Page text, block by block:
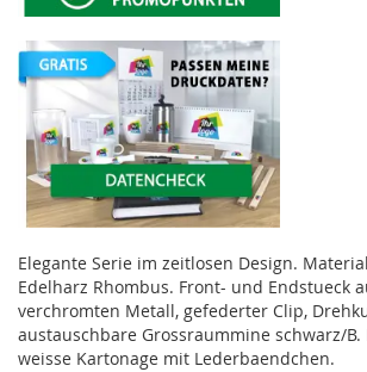
Elegante Serie im zeitlosen Design.
Edelharz Rhombus. Front- und Endstueck
verchromten Metall, gefederter Clip,
austauschbare Grossraummine schwarz/
weisse Kartonage mit Lederbaendchen.